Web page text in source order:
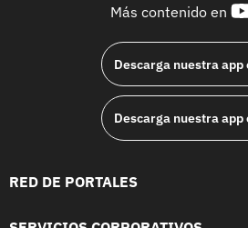
Más contenido en
Descarga nuestra app
Descarga nuestra app
RED DE PORTALES